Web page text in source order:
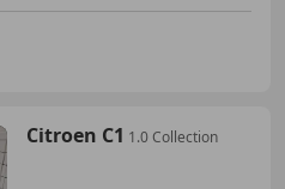
Citroen C1 1.0 Collection